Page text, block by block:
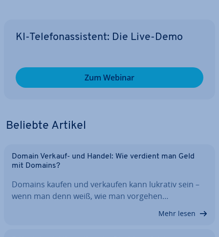
KI-Te­le­fon­as­sis­tent: Die Live-Demo
Zum Webinar
Beliebte Artikel
Domain Verkauf- und Handel: Wie verdient man Geld
mit Domains?
Domains kaufen und verkaufen kann lukrativ sein –
wenn man denn weiß, wie man vorgehen…
Mehr lesen